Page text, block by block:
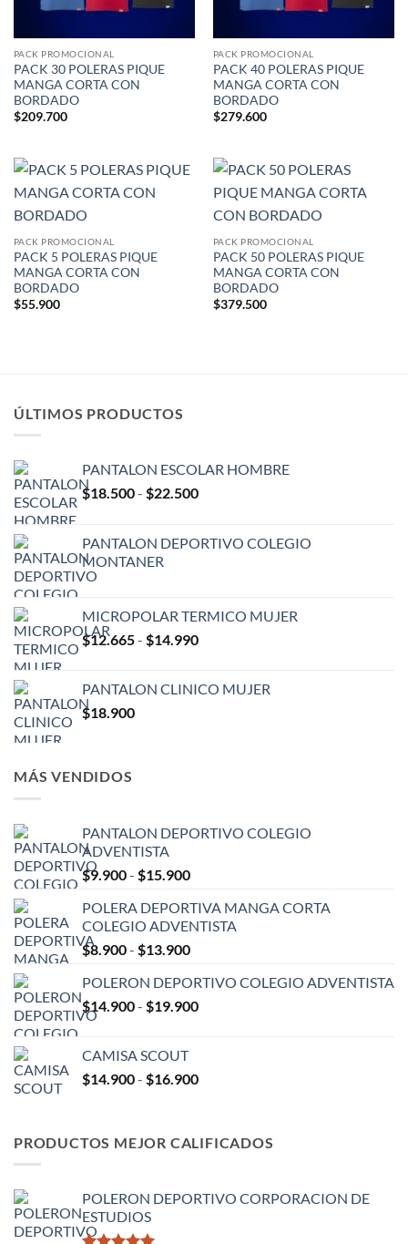
PACK PROMOCIONAL
PACK 30 POLERAS PIQUE
MANGA CORTA CON
BORDADO
$209.700
PACK PROMOCIONAL
PACK 40 POLERAS PIQUE
MANGA CORTA CON
BORDADO
$279.600
PACK PROMOCIONAL
PACK 5 POLERAS PIQUE
MANGA CORTA CON
BORDADO
$55.900
PACK PROMOCIONAL
PACK 50 POLERAS PIQUE
MANGA CORTA CON
BORDADO
$379.500
ÚLTIMOS PRODUCTOS
PANTALON ESCOLAR HOMBRE
$18.500- $22.500Rango
desde
PANTALON DEPORTIVO COLEGIO
MONTANER
MICROPOLAR TERMICO MUJER
$12.665- $14.990Rango
desde
PANTALON CLINICO MUJER
$18.900
MÁS VENDIDOS
PANTALON DEPORTIVO COLEGIO
ADVENTISTA
$9.900- $15.900Rango
precios:
desde
$9.900
$15.900
POLERA DEPORTIVA MANGA CORTA
COLEGIO ADVENTISTA
$8.900- $13.900Rango
precios:
desde
POLERON DEPORTIVO COLEGIO ADVENTISTA
$14.900- $19.900Rango
$14.900
CAMISA SCOUT
$14.900- $16.900Rango
desde
$14.900
$16.900
PRODUCTOS MEJOR CALIFICADOS
POLERON DEPORTIVO CORPORACION DE
ESTUDIOS